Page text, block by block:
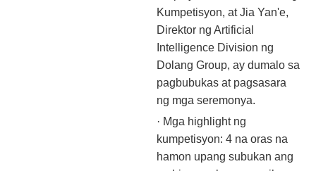
Kumpetisyon, at Jia Yan'e,
Direktor ng Artificial
Intelligence Division ng
Dolang Group, ay dumalo sa
pagbubukas at pagsasara
ng mga seremonya.
· Mga highlight ng
kumpetisyon: 4 na oras na
hamon upang subukan ang